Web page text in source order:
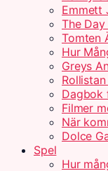
Emmett
The
Tomten
Hur
Greys
Dagbok
Filmer
När
Dolce
Spel
Hur